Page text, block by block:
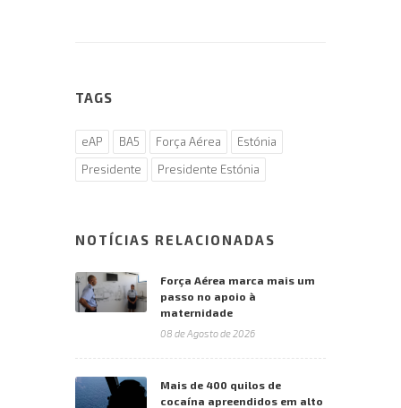
TAGS
eAP BA5 Força Aérea
Estónia
Presidente
Presidente Estónia
NOTÍCIAS RELACIONADAS
Força Aérea marca mais um
passo no apoio à
maternidade
08 de Agosto de 2026
Mais de 400 quilos de
cocaína apreendidos em alto